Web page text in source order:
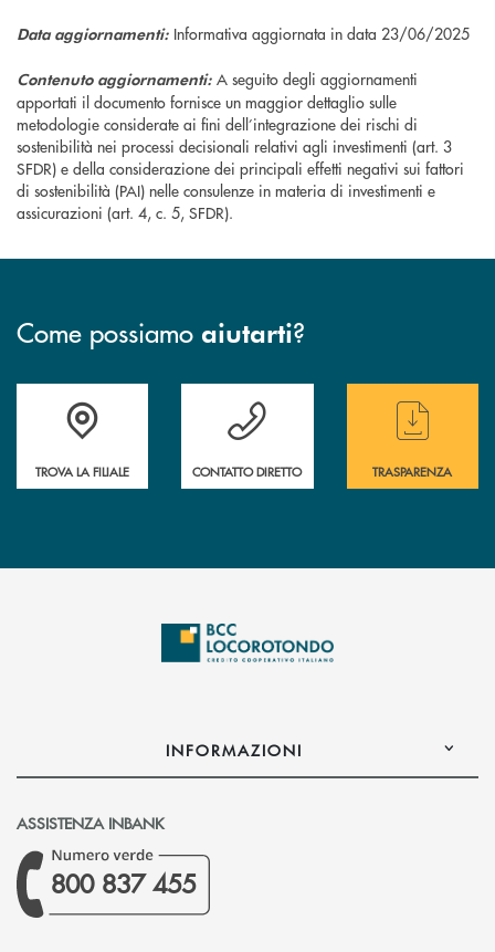
Data aggiornamenti: Informativa aggiornata in data 23/06/2025
Contenuto aggiornamenti: A seguito degli aggiornamenti
apportati il documento fornisce un maggior dettaglio sulle
metodologie considerate ai fini dell’integrazione dei rischi di
sostenibilità nei processi decisionali relativi agli investimenti (art. 3
SFDR) e della considerazione dei principali effetti negativi sui fattori
di sostenibilità (PAI) nelle consulenze in materia di investimenti e
assicurazioni (art. 4, c. 5, SFDR).
Come possiamo aiutarti?
Accedi all' elenco completo delle filiali
TROVA LA FILIALE
Hai bisogno di assistenza immediata ?
CONTATTO DIRETTO
Hai bisogno di
TRASPARENZA
INFORMAZIONI
ASSISTENZA INBANK
800 837 455